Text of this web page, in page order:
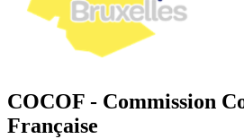
COCOF - Commission
Française